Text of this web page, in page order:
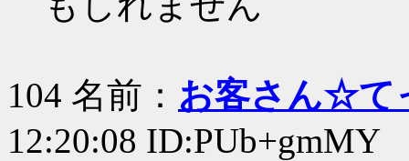
104 名前： お客さん☆て
12:20:08 ID:PUb+gmMY